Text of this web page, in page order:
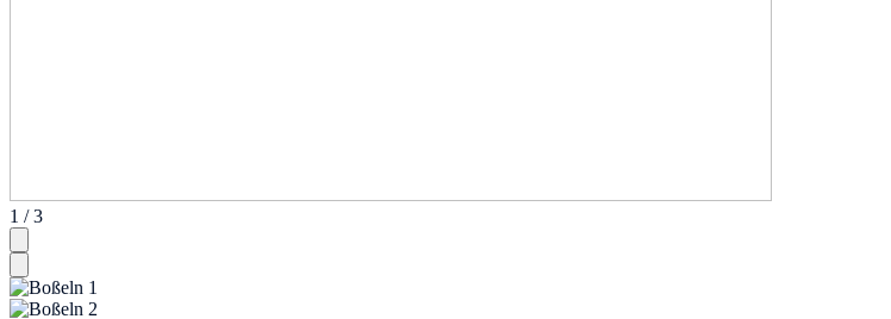
1 / 3